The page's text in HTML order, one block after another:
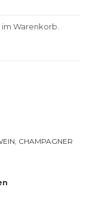
Warenkorb.
CHAMPAGNER